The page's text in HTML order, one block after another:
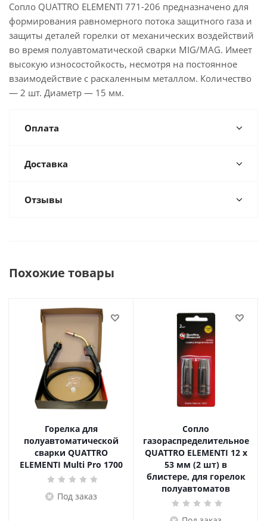
Сопло QUATTRO ELEMENTI 771-206 предназначено для
формирования равномерного потока защитного газа и
защиты деталей горелки от механических воздействий
во время полуавтоматической сварки MIG/MAG. Имеет
высокую износостойкость, несмотря на постоянное
взаимодействие с раскаленным металлом. Количество
— 2 шт. Диаметр — 15 мм.
Оплата
Доставка
Отзывы
Похожие товары
Горелка для
полуавтоматической
сварки QUATTRO
ELEMENTI Multi Pro 1700
Под заказ
Сопло
газораспределительное
QUATTRO ELEMENTI 12 x
53 мм (2 шт) в
блистере, для горелок
полуавтоматов